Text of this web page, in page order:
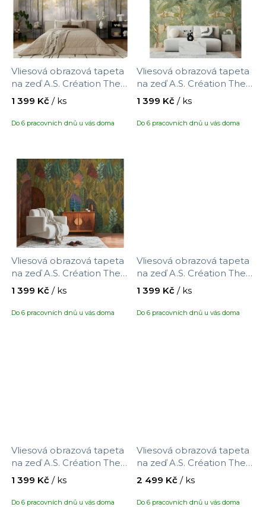
d
u
k
t
ů
p
r
o
d
k
Vliesová obrazová tapeta
na zeď A.S. Création The
Wall IV 792499, velikost
0,53 x 8,8 m
Do 6 pracovních dnů u vás doma
1 399 Kč / ks
Vliesová obrazová tapeta
na zeď A.S. Création The
Wall IV 792469, velikost
0,53 x 8,8 m
Do 6 pracovních dnů u vás doma
1 399 Kč / ks
Vliesová obrazová tapeta
na zeď A.S. Création The
Wall IV 792463, velikost
0,53 x 8,8 m
Do 6 pracovních dnů u vás doma
1 399 Kč / ks
Vliesová obrazová tapeta
na zeď A.S. Création The
Wall IV 792246, velikost
0,53 x 8,8 m
Do 6 pracovních dnů u vás doma
1 399 Kč / ks
Vliesová obrazová tapeta
na zeď A.S. Création The
Wall IV 792232, velikost
0,53 x 8,8 m
Do 6 pracovních dnů u vás doma
1 399 Kč / ks
Vliesová obrazová tapeta
na zeď A.S. Création The
Wall IV 396151, velikost
0,53 x 20,1 m
Do 6 pracovních dnů u vás doma
2 499 Kč / ks